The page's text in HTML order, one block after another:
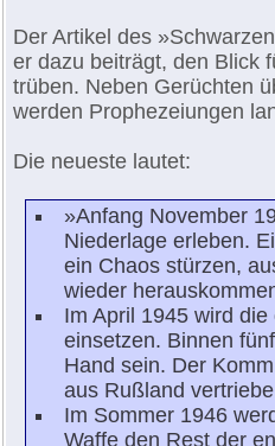
Der Artikel des
er dazu beiträgt, den Blick
trüben. Neben Gerüchten
werden Prophezeiungen
Die neueste lautet:
»Anfang November
Niederlage erleben.
ein Chaos stürzen,
wieder
Im April 1945 wird
einsetzen. Binnen
Hand sein. Der
aus Rußland
Im Sommer 1946
Waffe den Rest der